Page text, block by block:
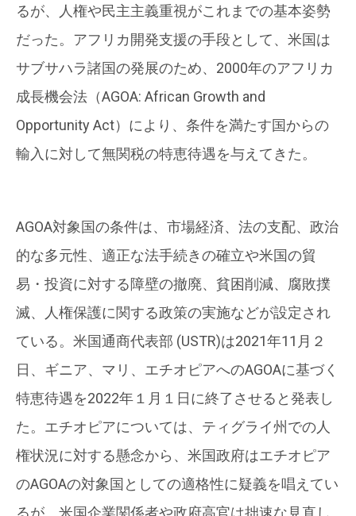
るが、人権や民主主義重視がこれまでの基本姿勢
だった。アフリカ開発支援の手段として、米国は
サブサハラ諸国の発展のため、2000年のアフリカ
成長機会法（AGOA: African Growth and
Opportunity Act）により、条件を満たす国からの
輸入に対して無関税の特恵待遇を与えてきた。
AGOA対象国の条件は、市場経済、法の支配、政治
的な多元性、適正な法手続きの確立や米国の貿
易・投資に対する障壁の撤廃、貧困削減、腐敗撲
滅、人権保護に関する政策の実施などが設定され
ている。米国通商代表部 (USTR)は2021年11月２
日、ギニア、マリ、エチオピアへのAGOAに基づく
特恵待遇を2022年１月１日に終了させると発表し
た。エチオピアについては、ティグライ州での人
権状況に対する懸念から、米国政府はエチオピア
のAGOAの対象国としての適格性に疑義を唱えてい
るが、米国企業関係者や政府高官は拙速な見直し